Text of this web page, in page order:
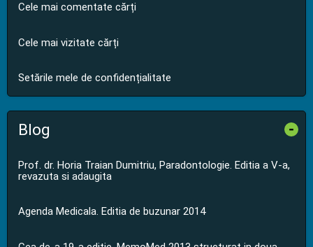
Cele mai comentate cărți
Cele mai vizitate cărți
Setările mele de confidențialitate
Blog -
Prof. dr. Horia Traian Dumitriu, Paradontologie. Editia a V-a,
revazuta si adaugita
Agenda Medicala. Editia de buzunar 2014